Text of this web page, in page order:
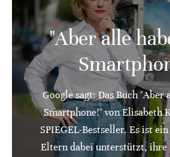
"Aber alle
Google sagt: Das Buch "Aber
Smartphone!" von Elisabeth
SPIEGEL-Bestseller. Es ist
Eltern dabei unterstützt, ihre